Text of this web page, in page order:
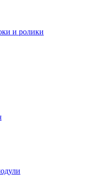
и ролики